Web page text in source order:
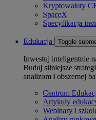
Kryptowaluty
SpaceX
Specyfikacja
Edukacja Toggle
Inwestuj inteligentnie
Buduj silniejsze
analizom i obszernej
Centrum
Artykuły
Webinary i